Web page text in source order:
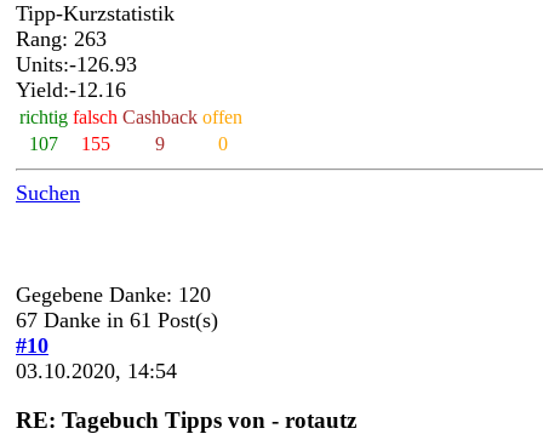
Tipp-Kurzstatistik
Rang: 263
Units:-126.93
Yield:-12.16
richtig falsch Cashback offen
107
155 9 0
Suchen
Gegebene Danke: 120
67 Danke in 61 Post(s)
#10
03.10.2020, 14:54
RE: Tagebuch Tipps von - rotautz